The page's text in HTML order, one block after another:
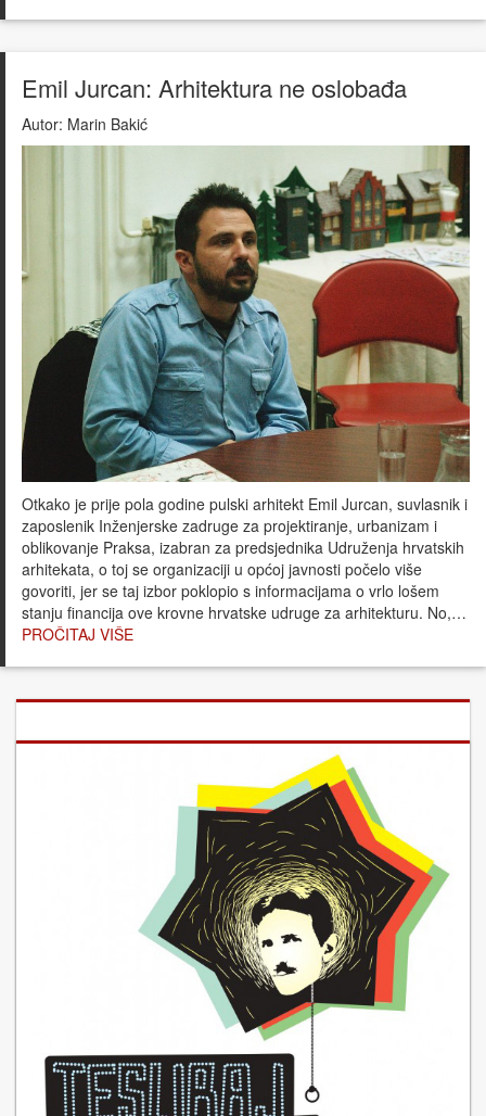
Emil Jurcan: Arhitektura ne oslobađa
Autor: Marin Bakić
Otkako je prije pola godine pulski arhitekt Emil Jurcan, suvlasnik i
zaposlenik Inženjerske zadruge za projektiranje, urbanizam i
oblikovanje Praksa, izabran za predsjednika Udruženja hrvatskih
arhitekata, o toj se organizaciji u općoj javnosti počelo više
govoriti, jer se taj izbor poklopio s informacijama o vrlo lošem
stanju financija ove krovne hrvatske udruge za arhitekturu. No,…
PROČITAJ VIŠE